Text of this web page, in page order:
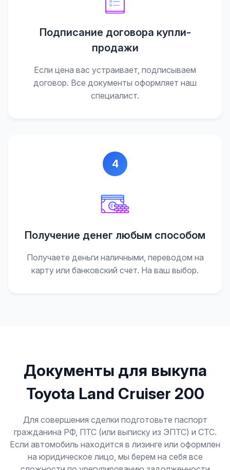
Подписание договора купли-
продажи
Если цена вас устраивает, подписываем
договор. Все документы оформляет наш
специалист.
4
Получение денег любым способом
Получаете деньги наличными, переводом на
карту или банковский счет. На ваш выбор.
Документы для выкупа
Toyota Land Cruiser 200
Для совершения сделки подготовьте паспорт
гражданина РФ, ПТС (или выписку из ЭПТС) и СТС.
Если автомобиль находится в лизинге или оформлен
на юридическое лицо, мы берем на себя все